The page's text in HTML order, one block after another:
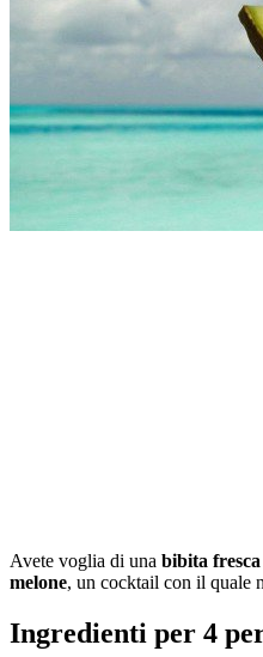
Avete voglia di una bibita fresca
melone, un cocktail con il quale
Ingredienti per 4